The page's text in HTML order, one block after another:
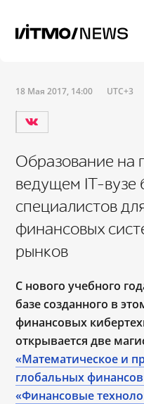
18 Мая 2017, 14:00 UTC+3
Образование на
ведущем IT-вузе
специалистов
финансовых
рынков
С нового учебного
базе созданного в
финансовых
открывается две
«Математическое и
глобальных
«Финансовые